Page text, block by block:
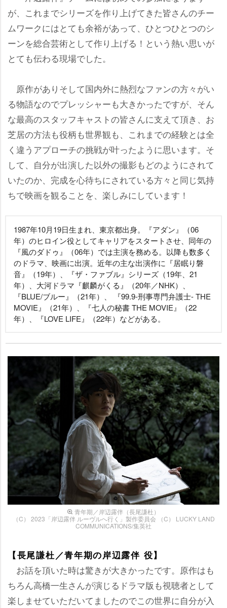
が、これまでシリーズを作り上げてきた皆さんのチー
ムワークにはとても余裕があって、ひとつひとつのシ
ーンを総合芸術として作り上げる！という熱い思いが
とても伝わる現場でした。
原作がありそして国内外に熱烈なファンの方々がい
る物語なのでプレッシャーも大きかったですが、そん
な最高のスタッフキャストの皆さんに支えて頂き、お
芝居の方法も役柄も世界観も、これまでの経験とは全
く違うアプローチの挑戦が叶ったように思います。そ
して、自分が出演した以外の撮影もどのようにされて
いたのか、完成を心待ちにされている方々と同じ気持
ちで映画を観ることを、楽しみにしています！
1987年10月19日生まれ、東京都出身。『アダン』（06
年）のヒロイン役としてキャリアをスタートさせ、同年の
『風のダドゥ』（06年）では主演を務める。以降も数多く
のドラマ、映画に出演。近年の主な出演作に『居眠り磐
音』（19年）、『ザ・ファブル』シリーズ（19年、21
年）、大河ドラマ『麒麟がくる』（20年／NHK）、
『BLUE/ブルー』（21年）、 『99.9-刑事専門弁護士- THE
MOVIE』（21年）、『七人の秘書 THE MOVIE』（22
年）、『LOVE LIFE』（22年）などがある。
青年期／岸辺露伴（長尾謙杜）
（C） 2023「岸辺露伴 ルーヴルへ行く」製作委員会 （C） LUCKY LAND
COMMUNICATIONS/集英社
【長尾謙杜／青年期の岸辺露伴 役】
お話を頂いた時は驚きが大きかったです。原作はも
ちろん高橋一生さんが演じるドラマ版も視聴者として
楽しませていただいてましたのでこの世界に自分が入